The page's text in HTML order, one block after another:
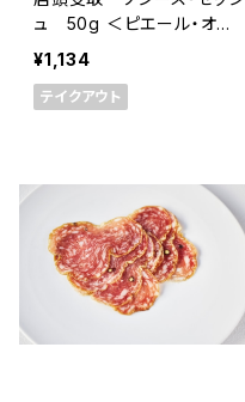
ュ 50g ＜ピエール・オテ
イザ＞(フランス・バスク)
¥1,134
テイクアウト